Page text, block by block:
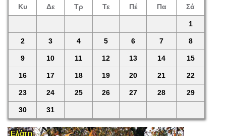
Κυ Δε Τρ Τε Πέ Πα Σά
1
2 3 4 5 6 7 8
9 10 11 12 13 14 15
16 17 18 19 20 21 22
23 24 25 26 27 28 29
30 31